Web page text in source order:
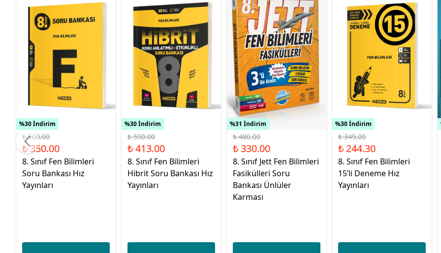
%30 İndirim
₺ 500.00
₺ 350.00
8. Sınıf Fen Bilimleri
Soru Bankası Hız
Yayınları
%30 İndirim
₺ 590.00
₺ 413.00
8. Sınıf Fen Bilimleri
Hibrit Soru Bankası Hız
Yayınları
%31 İndirim
₺ 480.00
₺ 330.00
8. Sınıf Jett Fen Bilimleri
Fasikülleri Soru
Bankası Ünlüler
Karması
%30 İndirim
₺ 349.00
₺ 244.30
8. Sınıf Fen Bilimleri
15’li Deneme Hız
Yayınları